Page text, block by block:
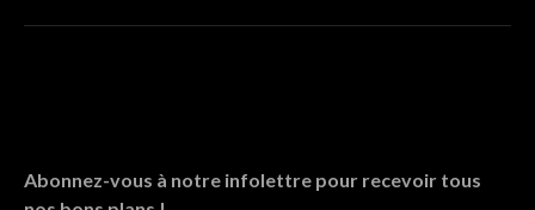
Abonnez-vous à notre infolettre pour recevoir tous